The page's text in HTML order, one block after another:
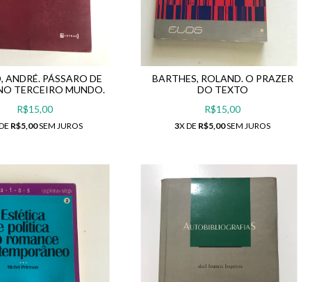
ANDRÉ. PÁSSARO DE
TERCEIRO MUNDO.
R$15,00
R$5,00SEM JUROS
BARTHES, ROLAND. O PRAZER
DO TEXTO
R$15,00
3X DE R$5,00SEM JUROS